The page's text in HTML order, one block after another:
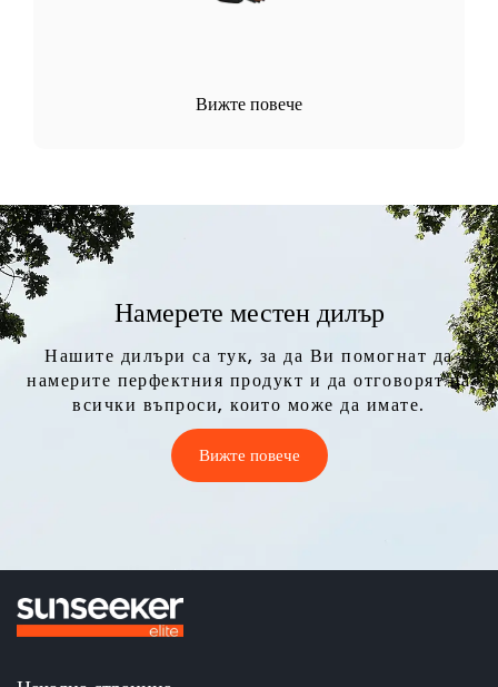
Вижте повече
Намерете местен дилър
Нашите дилъри са тук, за да Ви помогнат да
намерите перфектния продукт и да отговорят на
всички въпроси, които може да имате.
Вижте повече